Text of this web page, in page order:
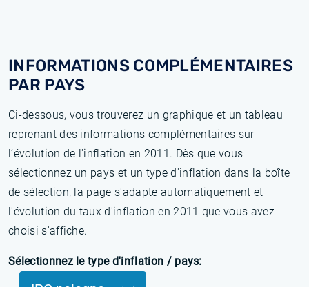
INFORMATIONS COMPLÉMENTAIRES
PAR PAYS
Ci-dessous, vous trouverez un graphique et un tableau
reprenant des informations complémentaires sur
l’évolution de l'inflation en 2011. Dès que vous
sélectionnez un pays et un type d'inflation dans la boîte
de sélection, la page s'adapte automatiquement et
l'évolution du taux d'inflation en 2011 que vous avez
choisi s'affiche.
Sélectionnez le type d'inflation / pays: